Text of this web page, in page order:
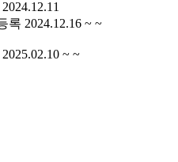
2024.12.11
록 2024.12.16 ~ ~
2025.02.10 ~ ~